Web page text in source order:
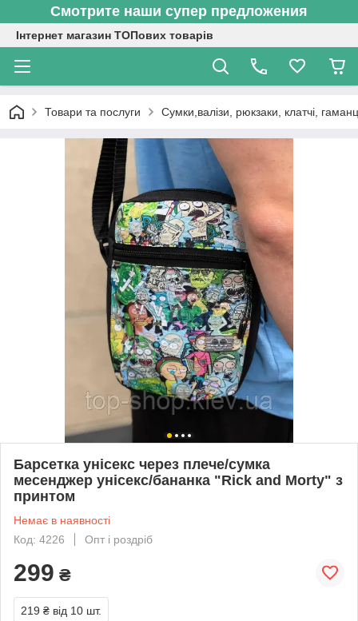
Смотрите наши супер предложения
Інтернет магазин ТОПових товарів
Товари та послуги Сумки,валізи, рюкзаки, клатчі,
Барсетка унісекс через плече/сумка
месенджер унісекс/бананка "Rick and Morty" з
принтом
Немає в наявності
Код: 4226
Опт і роздріб
299 ₴
219 ₴ від 10 шт.